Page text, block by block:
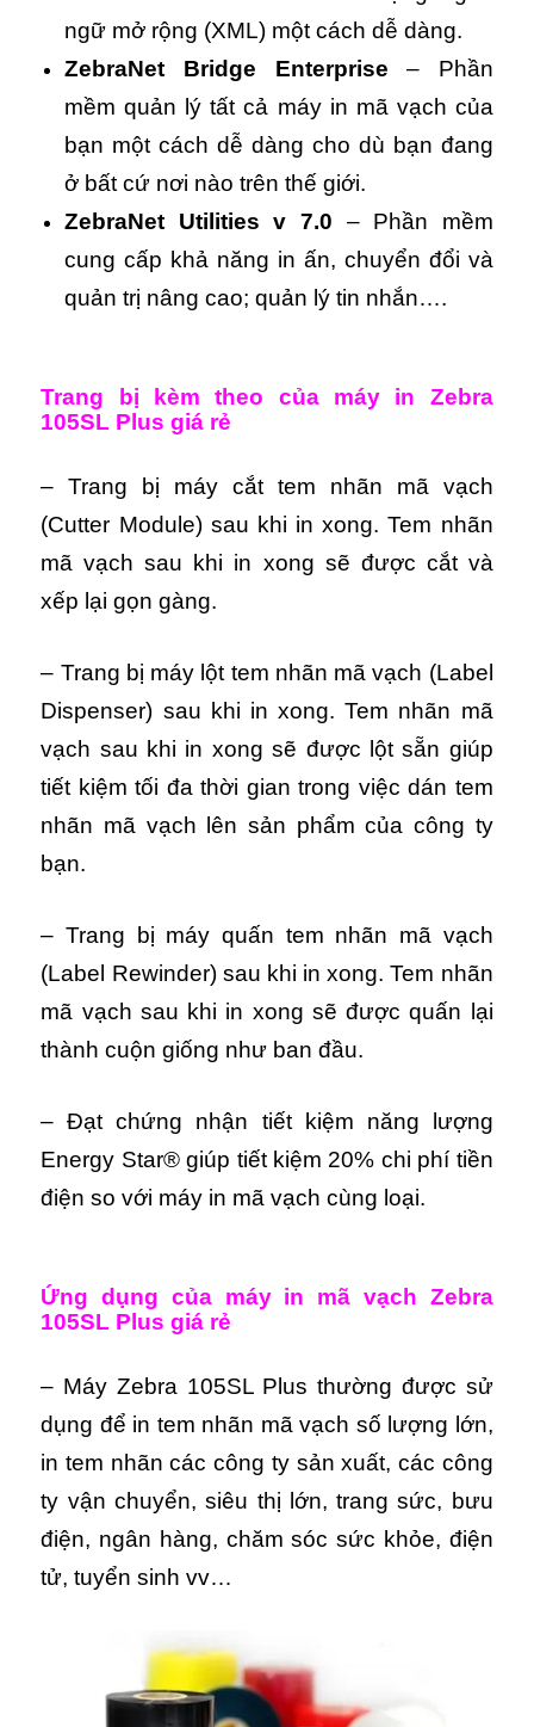
ngữ mở rộng (XML) một cách dễ dàng.
ZebraNet Bridge Enterprise– Phần
mềm quản lý tất cả máy in mã vạch của
bạn một cách dễ dàng cho dù bạn đang
ở bất cứ nơi nào trên thế giới.
ZebraNet Utilities v 7.0 – Phần mềm
cung cấp khả năng in ấn, chuyển đổi và
quản trị nâng cao; quản lý tin nhắn….
Trang bị kèm theo của máy in Zebra
105SL Plus giá rẻ
– Trang bị máy cắt tem nhãn mã vạch
(Cutter Module) sau khi in xong. Tem nhãn
mã vạch sau khi in xong sẽ được cắt và
xếp lại gọn gàng.
– Trang bị máy lột tem nhãn mã vạch (Label
Dispenser) sau khi in xong. Tem nhãn mã
vạch sau khi in xong sẽ được lột sẵn giúp
tiết kiệm tối đa thời gian trong việc dán tem
nhãn mã vạch lên sản phẩm của công ty
bạn.
– Trang bị máy quấn tem nhãn mã vạch
(Label Rewinder) sau khi in xong. Tem nhãn
mã vạch sau khi in xong sẽ được quấn lại
thành cuộn giống như ban đầu.
– Đạt chứng nhận tiết kiệm năng lượng
Energy Star® giúp tiết kiệm 20% chi phí tiền
điện so với máy in mã vạch cùng loại.
Ứng dụng của máy in mã vạch Zebra
105SL Plus giá rẻ
– Máy Zebra 105SL Plus thường được sử
dụng để in tem nhãn mã vạch số lượng lớn,
in tem nhãn các công ty sản xuất, các công
ty vận chuyển, siêu thị lớn, trang sức, bưu
điện, ngân hàng, chăm sóc sức khỏe, điện
tử, tuyển sinh vv…